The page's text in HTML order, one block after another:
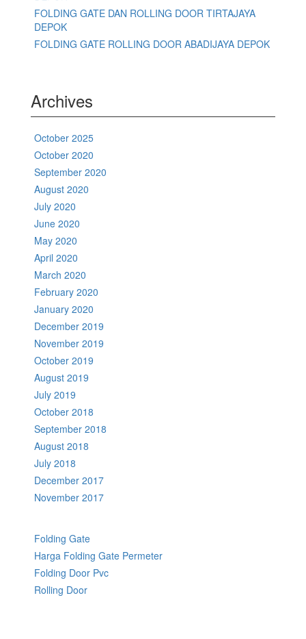
FOLDING GATE DAN ROLLING DOOR TIRTAJAYA
DEPOK
FOLDING GATE ROLLING DOOR ABADIJAYA DEPOK
Archives
October 2025
October 2020
September 2020
August 2020
July 2020
June 2020
May 2020
April 2020
March 2020
February 2020
January 2020
December 2019
November 2019
October 2019
August 2019
July 2019
October 2018
September 2018
August 2018
July 2018
December 2017
November 2017
Folding Gate
Harga Folding Gate Permeter
Folding Door Pvc
Rolling Door